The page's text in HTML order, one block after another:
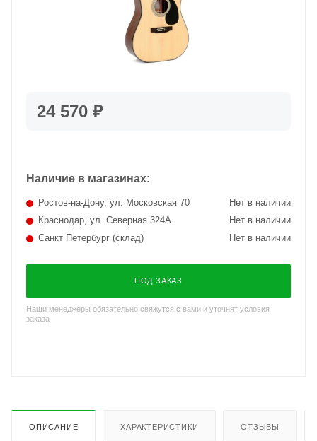
24 570 ₽
Наличие в магазинах:
Краснодар, ул. Северная 324А Нет в наличии
Ростов-на-Дону, ул. Московская 70 Нет в наличии
Санкт Петербург (склад) Нет в наличии
ПОД ЗАКАЗ
Наши менеджеры обязательно свяжутся с вами и уточнят условия
заказа
ОПИСАНИЕ ХАРАКТЕРИСТИКИ ОТЗЫВЫ